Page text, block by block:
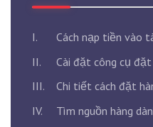
I.
Cách nạp tiền vào
II.
Cài đặt công cụ đặt
III.
Chi tiết cách đặt
IV.
Tìm nguồn hàng